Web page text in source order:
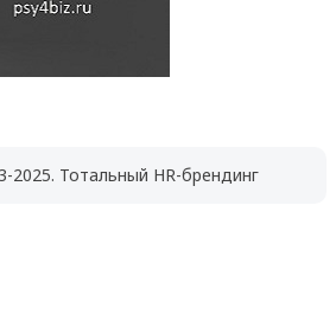
Тотальный HR-брендинг